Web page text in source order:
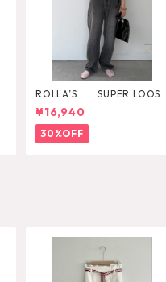
ROLLA’S SUPER LOOSE
BLACK STONE
¥16,940
30%OFF